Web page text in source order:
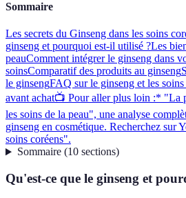
Sommaire
Les secrets du Ginseng dans les soins
ginseng et pourquoi est-il utilisé ?Les
peauComment intégrer le ginseng dans
soinsComparatif des produits au ginseng
le ginsengFAQ sur le ginseng et les soins
avant achat📺 Pour aller plus loin :* "La
les soins de la peau", une analyse
ginseng en cosmétique. Recherchez sur
soins coréens".
Sommaire(10 sections)
Qu'est-ce que le ginseng et